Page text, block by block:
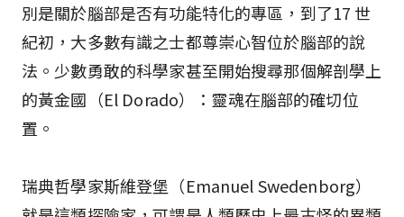
別是關於腦部是否有功能特化的專區，到了17 世
紀初，大多數有識之士都尊崇心智位於腦部的說
法。少數勇敢的科學家甚至開始搜尋那個解剖學上
的黃金國（El Dorado）：靈魂在腦部的確切位
置。
瑞典哲學家斯維登堡（Emanuel Swedenborg）